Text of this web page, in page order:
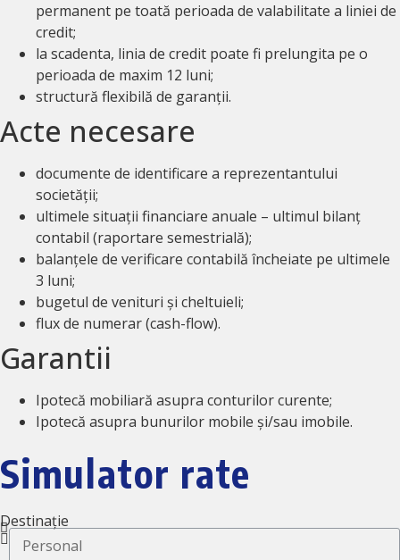
permanent pe toată perioada de valabilitate a liniei de
credit;
la scadenta, linia de credit poate fi prelungita pe o
perioada de maxim 12 luni;
structură flexibilă de garanții.
Acte necesare
documente de identificare a reprezentantului
societății;
ultimele situații financiare anuale – ultimul bilanț
contabil (raportare semestrială);
balanțele de verificare contabilă încheiate pe ultimele
3 luni;
bugetul de venituri și cheltuieli;
flux de numerar (cash-flow).
Garantii
Ipotecă mobiliară asupra conturilor curente;
Ipotecă asupra bunurilor mobile și/sau imobile.
Simulator rate
Destinație